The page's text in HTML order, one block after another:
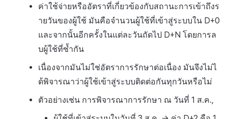
ค่าใช้จ่ายหรืออัตราที่เกี่ยวข้องกับสถานะการเข้าถึงร
ายวันของผู้ใช้ มันคือจำนวนผู้ใช้ที่เข้าสู่ระบบใน D+0
และจากนั้นอีกครั้งในแต่ละวันถัดไป D+N โดยการล
บผู้ใช้ที่ซ้ำกัน
เนื่องจากมันไม่ใช่อัตราการรักษาต่อเนื่อง มันจึงไม่ไ
ด้พิจารณาว่าผู้ใช้เข้าสู่ระบบติดต่อกันทุกวันหรือไม่
ตัวอย่างเช่น การพิจารณาการรักษา ณ วันที่ 1 ส.ค.,